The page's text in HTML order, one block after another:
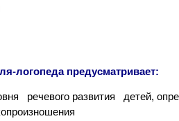
логопеда предусматривает:
речевого развития детей,